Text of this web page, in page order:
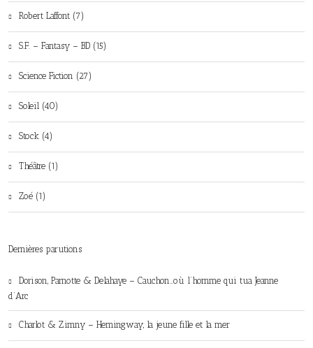
Robert Laffont (7)
S.F. – Fantasy – BD (15)
Science Fiction (27)
Soleil (40)
Stock (4)
Théâtre (1)
Zoé (1)
Dernières parutions
Dorison, Parnotte & Delahaye – Cauchon…où l’homme qui tua Jeanne
d’Arc
Charlot & Zimny – Hemingway, la jeune fille et la mer